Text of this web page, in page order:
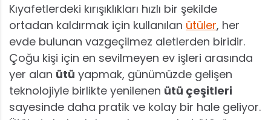
Kıyafetlerdeki kırışıklıkları hızlı bir şekilde
ortadan kaldırmak için kullanılan ütüler, her
evde bulunan vazgeçilmez aletlerden biridir.
Çoğu kişi için en sevilmeyen ev işleri arasında
yer alan ütü yapmak, günümüzde gelişen
teknolojiyle birlikte yenilenen ütü çeşitleri
sayesinde daha pratik ve kolay bir hale geliyor.